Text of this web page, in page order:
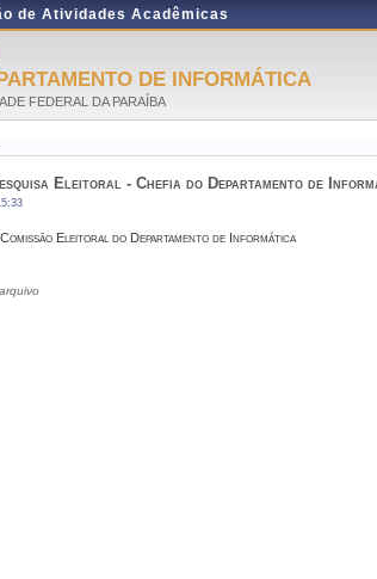
de Atividades Acadêmicas
DE INFORMÁTICA
FEDERAL DA PARAÍBA
Eleitoral - Chefia do Departamento de
Eleitoral do Departamento de Informática